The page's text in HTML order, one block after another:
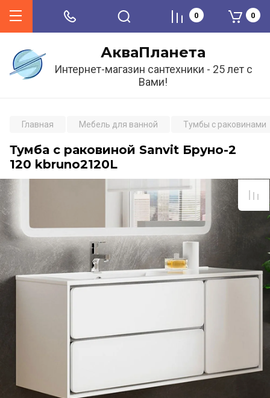
АкваПланета
Интернет-магазин сантехники - 25 лет с
Вами!
0 0
Главная Мебель для ванной Тумбы с раковинами
Тумба с раковиной Sanvit Бруно-2
120 kbruno2120L